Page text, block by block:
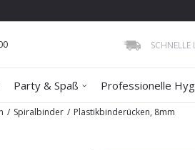
SCHNELLE
Party & Spaß Professionelle
Spiralbinder Plastikbinderücken, 8mm